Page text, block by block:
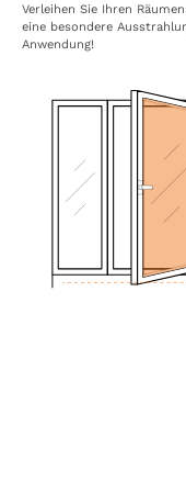
Verleihen Sie Ihren
eine besondere
Anwendung!